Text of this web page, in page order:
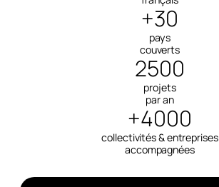
+30
pays
couverts
2500
projets
par an
+4000
collectivités & entreprises
accompagnées